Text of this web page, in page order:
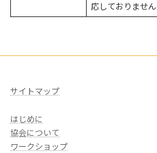
応しておりません
サイトマップ
はじめに
協会について
ワークショップ